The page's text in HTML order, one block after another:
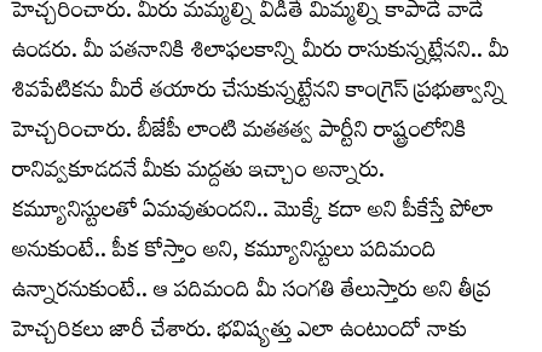
హెచ్చరించారు. మీరు మమ్మల్ని వీడితే మిమ్మల్ని కాపాడే వాడే
ఉండరు. మీ పతనానికి శిలాఫలకాన్ని మీరు రాసుకున్నట్లేనని.. మీ
శివపేటికను మీరే తయారు చేసుకున్నట్టేనని కాంగ్రెస్ ప్రభుత్వాన్ని
హెచ్చరించారు. బీజేపీ లాంటి మతతత్వ పార్టీని రాష్ట్రంలోనికి
రానివ్వకూడదనే మీకు మద్దతు ఇచ్చాం అన్నారు.
కమ్యూనిస్టులతో ఏమవుతుందని.. మొక్కే కదా అని పీకేస్తే పోలా
అనుకుంటే.. పీక కోస్తాం అని, కమ్యూనిస్టులు పదిమంది
ఉన్నారనుకుంటే.. ఆ పదిమంది మీ సంగతి తేలుస్తారు అని తీవ్ర
హెచ్చరికలు జారీ చేశారు. భవిష్యత్తు ఎలా ఉంటుందో నాకు